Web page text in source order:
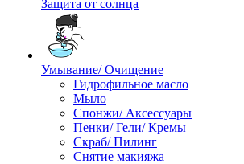
Защита от солнца
Умывание/ Очищение
Гидрофильное масло
Мыло
Спонжи/ Аксессуары
Пенки/ Гели/ Кремы
Скраб/ Пилинг
Снятие макияжа